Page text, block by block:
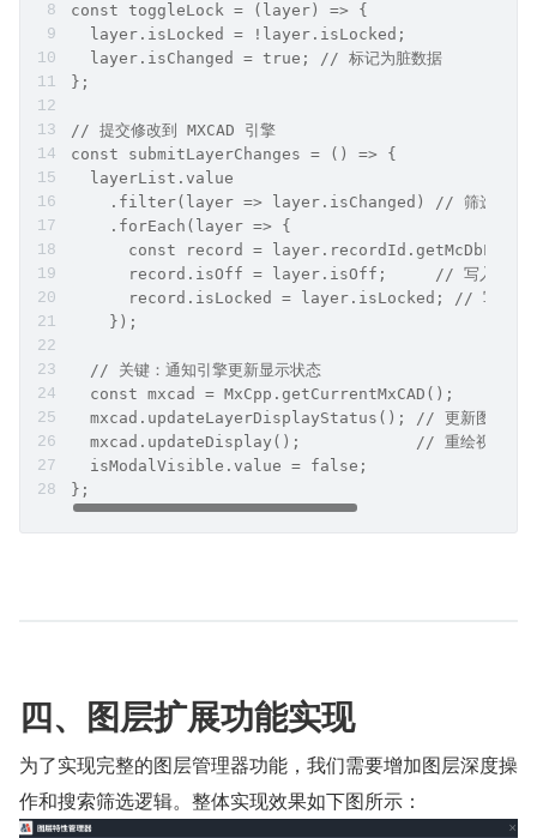
const toggleLock = (layer) => {
  layer.isLocked = !layer.isLocked;
  layer.isChanged = true; // 标记为脏数据
};
// 提交修改到 MXCAD 引擎
const submitLayerChanges = () => {
  layerList.value
.filter(layer => layer.isChanged) // 筛选有修
    .forEach(layer => {
const record =
record.isOff = layer.isOff;     // 写入可见
record.isLocked = layer.isLocked; // 写入锁
    });
  // 关键：通知引擎更新显示状态
  const mxcad = MxCpp.getCurrentMxCAD();
  mxcad.updateLayerDisplayStatus(); // 更新图层状态
  mxcad.updateDisplay();            // 重绘视图
  isModalVisible.value = false;
};
四、图层扩展功能实现
为了实现完整的图层管理器功能，我们需要增加图层深度操
作和搜索筛选逻辑。整体实现效果如下图所示：